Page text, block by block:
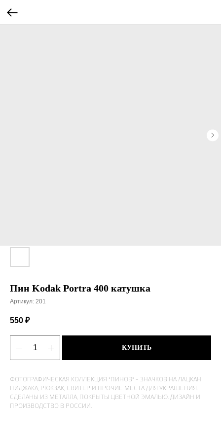
Пин Kodak Portra 400 катушка
Артикул: 201
550 ₽
КУПИТЬ
ФОТОГРАФИЧЕСКАЯ КОЛЛЕКЦИЯ "ПИНОВ" - ЗНАЧКОВ НА ЛАЦКАН
ПИДЖАКА, РЮКЗАК, СВИТЕР И ПРОЧИЕ МЕСТА ДЛЯ УКРАШЕНИЯ.
СДЕЛАНЫ ИЗ МЕТАЛЛА, ПОКРЫТЫ ЦВЕТНОЙ ЭМАЛЬЮ. ДИЗАЙН И
ПРОИЗВОДСТВО В РОССИИ.